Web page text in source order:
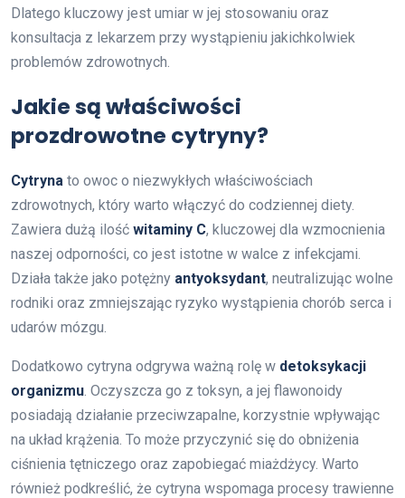
Dlatego kluczowy jest umiar w jej stosowaniu oraz
konsultacja z lekarzem przy wystąpieniu jakichkolwiek
problemów zdrowotnych.
Jakie są właściwości
prozdrowotne cytryny?
Cytryna to owoc o niezwykłych właściwościach
zdrowotnych, który warto włączyć do codziennej diety.
Zawiera dużą ilość witaminy C, kluczowej dla wzmocnienia
naszej odporności, co jest istotne w walce z infekcjami.
Działa także jako potężny antyoksydant, neutralizując wolne
rodniki oraz zmniejszając ryzyko wystąpienia chorób serca i
udarów mózgu.
Dodatkowo cytryna odgrywa ważną rolę w detoksykacji
organizmu . Oczyszcza go z toksyn, a jej flawonoidy
posiadają działanie przeciwzapalne, korzystnie wpływając
na układ krążenia. To może przyczynić się do obniżenia
ciśnienia tętniczego oraz zapobiegać miażdżycy. Warto
również podkreślić, że cytryna wspomaga procesy trawienne